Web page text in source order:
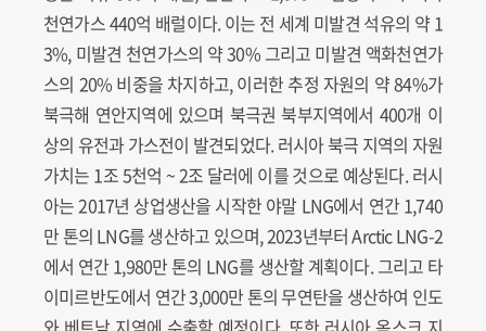
천연가스 440억 배럴이다. 이는 전 세계 미발견 석유의 약 1
3%, 미발견 천연가스의 약 30% 그리고 미발견 액화천연가
스의 20% 비중을 차지하고, 이러한 추정 자원의 약 84%가
북극해 연안지역에 있으며 북극권 북부지역에서 400개 이
상의 유전과 가스전이 발견되었다. 러시아 북극 지역의 자원
가치는 1조 5천억 ~ 2조 달러에 이를 것으로 예상된다. 러시
아는 2017년 상업생산을 시작한 야말 LNG에서 연간 1,740
만 톤의 LNG를 생산하고 있으며, 2023년부터 Arctic LNG-2
에서 연간 1,980만 톤의 LNG를 생산할 계획이다. 그리고 타
이미르반도에서 연간 3,000만 톤의 무연탄을 생산하여 인도